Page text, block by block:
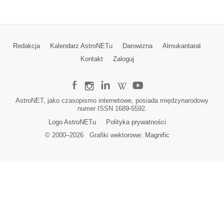
Redakcja Kalendarz AstroNETu Darowizna
Almukantarat
Kontakt
Zaloguj
AstroNET, jako czasopismo internetowe, posiada międzynarodowy
numer ISSN 1689-5592.
Logo AstroNETu
Polityka prywatności
© 2000–2026Grafiki wektorowe: Magnific